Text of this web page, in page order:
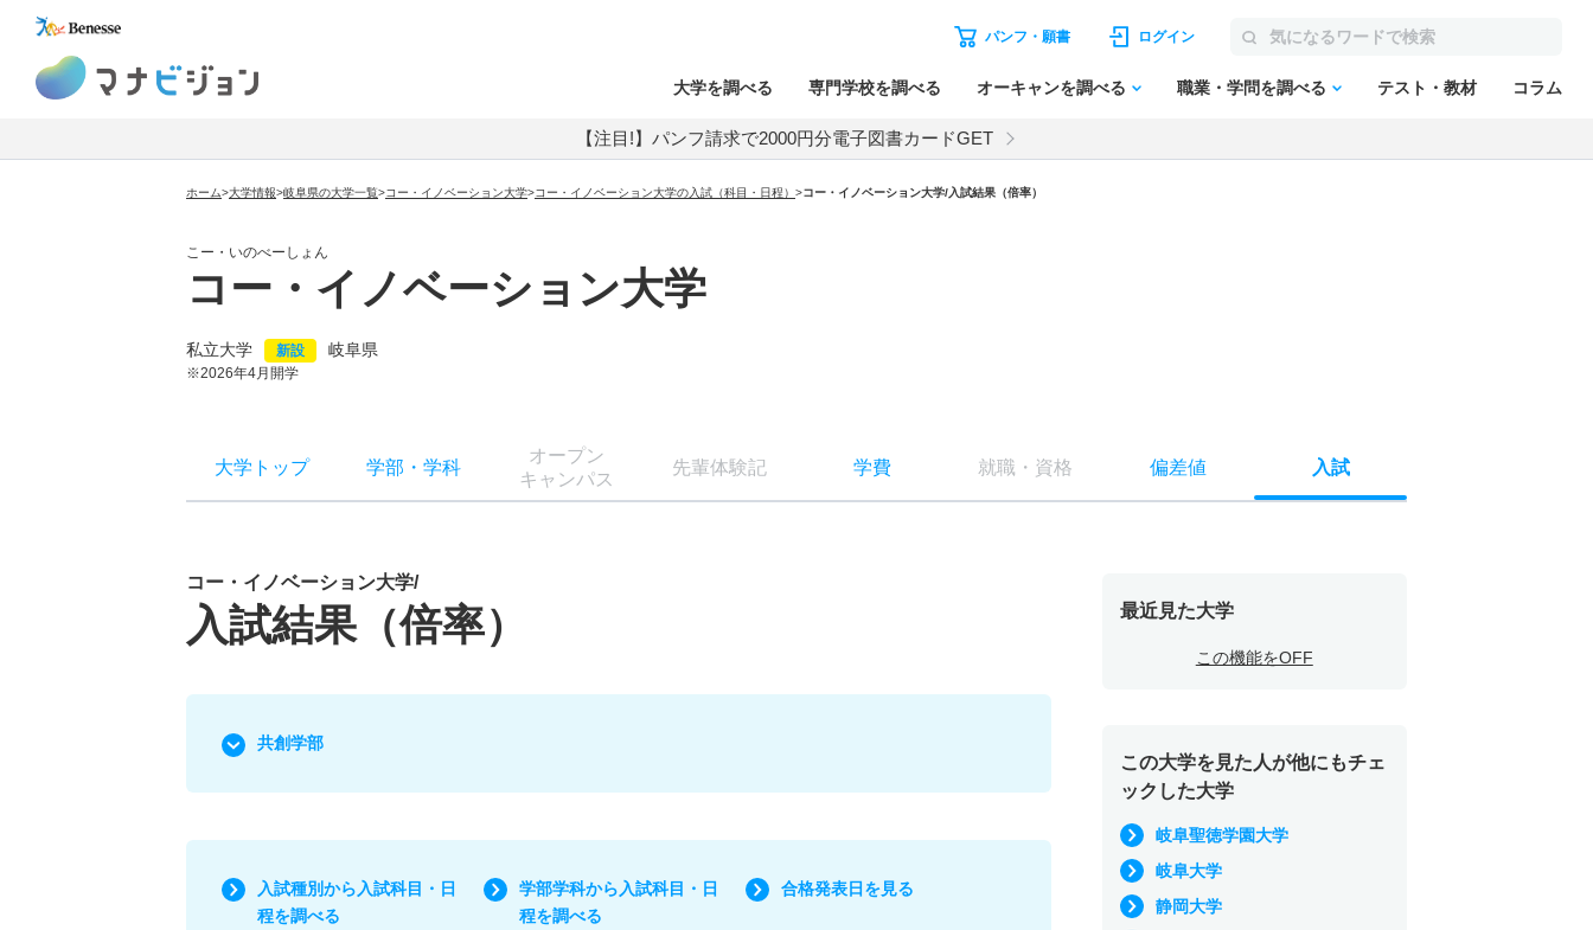
パンフ・願書 ログイン
大学を調べる 専門学校を調べる オーキャンを調べる 職業・学問を調べる テスト・教材 コラム
【注目!】パンフ請求で2000円分電子図書カードGET
ホーム>大学情報>岐阜県の大学一覧>コー・イノベーション大学>コー・イノベーション大学の入試（科目・日程） >コー・イノベーション大学/入試結果（倍率）
こー・いのべーしょん
コー・イノベーション大学
私立大学 新設 岐阜県
※2026年4月開学
大学トップ 学部 ・ 学科
オープン
キャンパス
先輩体験記 学費 就職 ・ 資格 偏差値 入試
コー・イノベーション大学/
入試結果（倍率）
共創学部
入試種別から入試科目・日
程を調べる
学部学科から入試科目・日
程を調べる
合格発表日を見る
最近見た大学
この機能をOFF
この大学を見た人が他にもチェ
ックした大学
岐阜聖徳学園大学
岐阜大学
静岡大学